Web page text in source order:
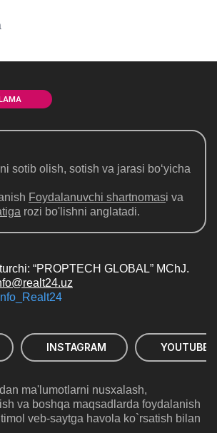
sotib olish, sotish va jarasi bo‘yicha
Foydalanuvchi shartnomasi va
rozi bo'lishni anglatadi.
“PROPTECH GLOBAL” MChJ.
INSTAGRAM YOUTUBE
ma'lumotlarni nusxalash,
va boshqa maqsadlarda foydalanish
veb-saytga havola ko`rsatish bilan